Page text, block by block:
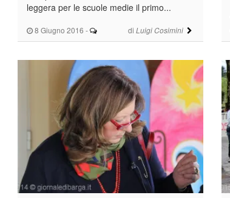
8 Giugno 2016 - di Luigi Cosimini
leggera per le scuole medie il primo...